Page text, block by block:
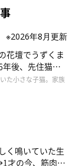
菓子に例える人
乳は牛からとれ
性脂質やたんぱ
ていると考えら
※2026年8月更新
花壇でうずくま
後、先住猫
た小さな子猫。家族
く鳴いていた生
才の今、筋肉質